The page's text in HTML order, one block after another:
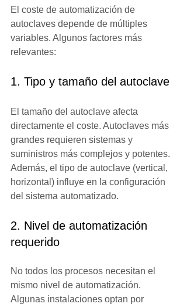
El coste de automatización de
autoclaves depende de múltiples
variables. Algunos factores más
relevantes:
1. Tipo y tamaño del autoclave
El tamaño del autoclave afecta
directamente el coste. Autoclaves más
grandes requieren sistemas y
suministros más complejos y potentes.
Además, el tipo de autoclave (vertical,
horizontal) influye en la configuración
del sistema automatizado.
2. Nivel de automatización
requerido
No todos los procesos necesitan el
mismo nivel de automatización.
Algunas instalaciones optan por